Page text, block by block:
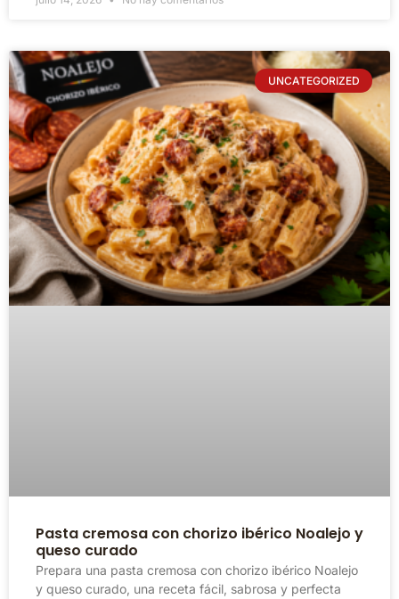
UNCATEGORIZED
Pasta cremosa con chorizo ibérico Noalejo y
queso curado
Prepara una pasta cremosa con chorizo ibérico Noalejo
y queso curado, una receta fácil, sabrosa y perfecta